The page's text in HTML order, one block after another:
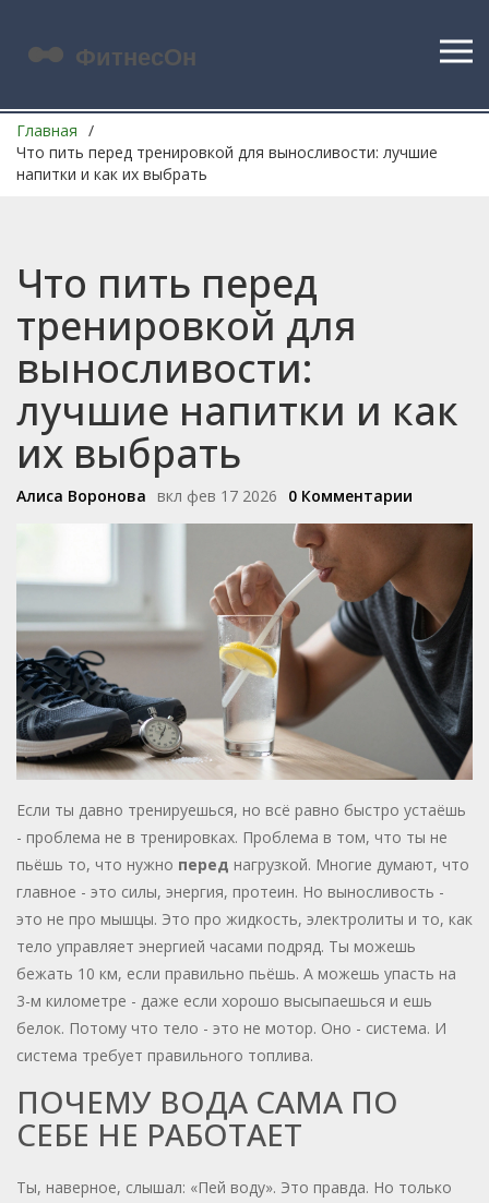
Главная
Что пить перед тренировкой для выносливости: лучшие
напитки и как их выбрать
Что пить перед
тренировкой для
выносливости:
лучшие напитки и как
их выбрать
Алиса Воронова вкл фев 17 2026 0 Комментарии
Если ты давно тренируешься, но всё равно быстро устаёшь
- проблема не в тренировках. Проблема в том, что ты не
пьёшь то, что нужно перед нагрузкой. Многие думают, что
главное - это силы, энергия, протеин. Но выносливость -
это не про мышцы. Это про жидкость, электролиты и то, как
тело управляет энергией часами подряд. Ты можешь
бежать 10 км, если правильно пьёшь. А можешь упасть на
3-м километре - даже если хорошо высыпаешься и ешь
белок. Потому что тело - это не мотор. Оно - система. И
система требует правильного топлива.
ПОЧЕМУ ВОДА САМА ПО
СЕБЕ НЕ РАБОТАЕТ
Ты, наверное, слышал: «Пей воду». Это правда. Но только